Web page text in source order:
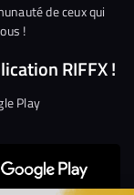
de ceux qui
!
RIFFX !
Play